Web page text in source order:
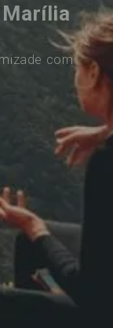
com